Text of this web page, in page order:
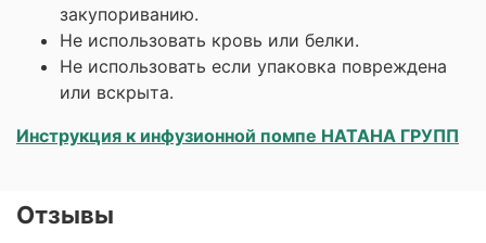
закупориванию.
Не использовать кровь или белки.
Не использовать если упаковка повреждена
или вскрыта.
Инструкция к инфузионной помпе НАТАНА ГРУПП
Отзывы